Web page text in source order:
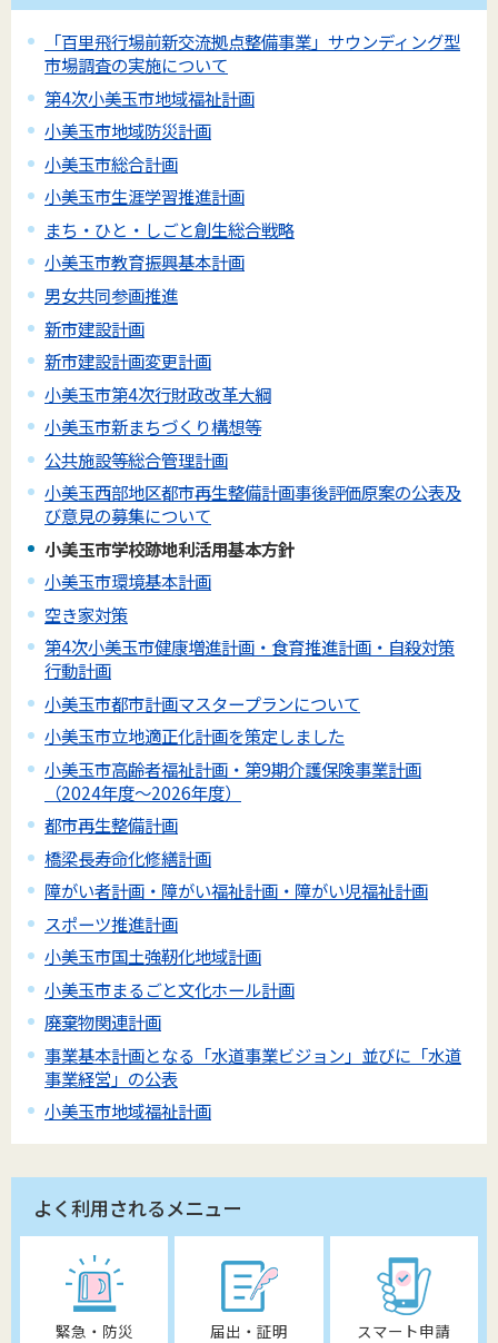
「百里飛行場前新交流拠点整備事業」サウンディング型
市場調査の実施について
第4次小美玉市地域福祉計画
小美玉市地域防災計画
小美玉市総合計画
小美玉市生涯学習推進計画
まち・ひと・しごと創生総合戦略
小美玉市教育振興基本計画
男女共同参画推進
新市建設計画
新市建設計画変更計画
小美玉市第4次行財政改革大綱
小美玉市新まちづくり構想等
公共施設等総合管理計画
小美玉西部地区都市再生整備計画事後評価原案の公表及
び意見の募集について
小美玉市学校跡地利活用基本方針
小美玉市環境基本計画
空き家対策
第4次小美玉市健康増進計画・食育推進計画・自殺対策
行動計画
小美玉市都市計画マスタープランについて
小美玉市立地適正化計画を策定しました
小美玉市高齢者福祉計画・第9期介護保険事業計画
（2024年度～2026年度）
都市再生整備計画
橋梁長寿命化修繕計画
障がい者計画・障がい福祉計画・障がい児福祉計画
スポーツ推進計画
小美玉市国土強靭化地域計画
小美玉市まるごと文化ホール計画
廃棄物関連計画
事業基本計画となる「水道事業ビジョン」並びに「水道
事業経営」の公表
小美玉市地域福祉計画
よく利用されるメニュー
緊急・防災 届出・証明 スマート申請